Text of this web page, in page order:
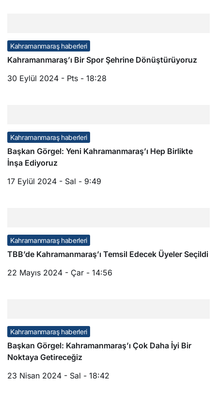
Kahramanmaraş haberleri
Kahramanmaraş’ı Bir Spor Şehrine Dönüştürüyoruz
30 Eylül 2024 - Pts - 18:28
Kahramanmaraş haberleri
Başkan Görgel: Yeni Kahramanmaraş’ı Hep Birlikte
İnşa Ediyoruz
17 Eylül 2024 - Sal - 9:49
Kahramanmaraş haberleri
TBB’de Kahramanmaraş’ı Temsil Edecek Üyeler Seçildi
22 Mayıs 2024 - Çar - 14:56
Kahramanmaraş haberleri
Başkan Görgel: Kahramanmaraş’ı Çok Daha İyi Bir
Noktaya Getireceğiz
23 Nisan 2024 - Sal - 18:42